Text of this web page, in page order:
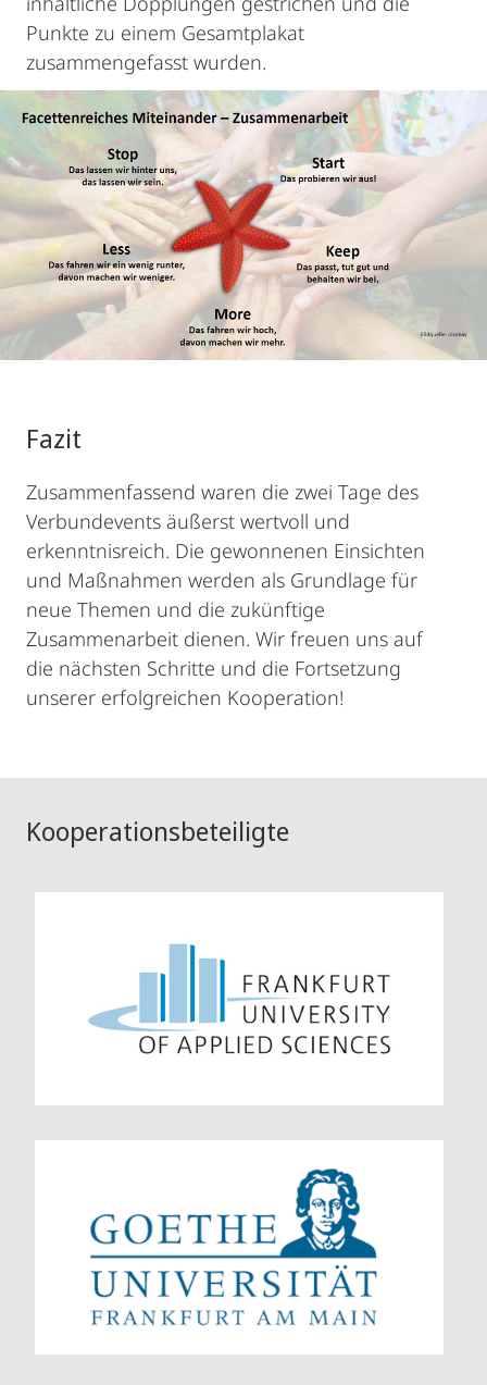
Punkte zu einem Gesamtplakat
zusammengefasst wurden.
Fazit
Zusammenfassend waren die zwei Tage des
Verbundevents äußerst wertvoll und
erkenntnisreich. Die gewonnenen Einsichten
und Maßnahmen werden als Grundlage für
neue Themen und die zukünftige
Zusammenarbeit dienen. Wir freuen uns auf
die nächsten Schritte und die Fortsetzung
unserer erfolgreichen Kooperation!
Kooperationsbeteiligte